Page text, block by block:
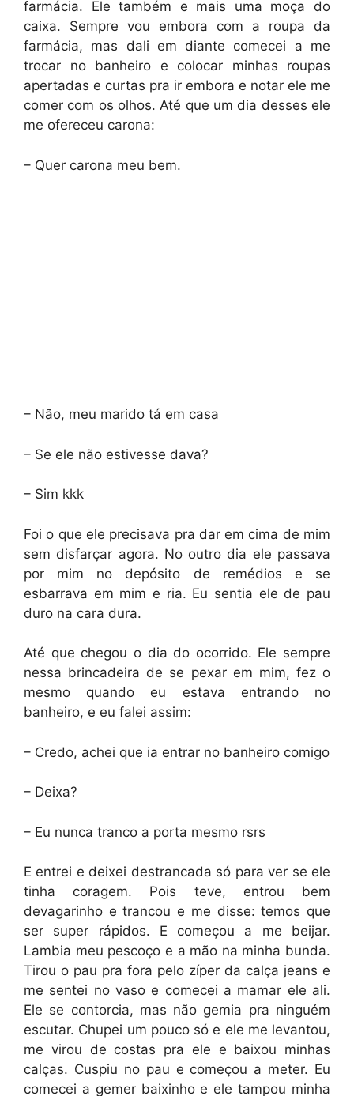
farmácia. Ele também e mais uma moça do
caixa. Sempre vou embora com a roupa da
farmácia, mas dali em diante comecei a me
trocar no banheiro e colocar minhas roupas
apertadas e curtas pra ir embora e notar ele me
comer com os olhos. Até que um dia desses ele
me ofereceu carona:
– Quer carona meu bem.
– Não, meu marido tá em casa
– Se ele não estivesse dava?
– Sim kkk
Foi o que ele precisava pra dar em cima de mim
sem disfarçar agora. No outro dia ele passava
por mim no depósito de remédios e se
esbarrava em mim e ria. Eu sentia ele de pau
duro na cara dura.
Até que chegou o dia do ocorrido. Ele sempre
nessa brincadeira de se pexar em mim, fez o
mesmo quando eu estava entrando no
banheiro, e eu falei assim:
– Credo, achei que ia entrar no banheiro comigo
– Deixa?
– Eu nunca tranco a porta mesmo rsrs
E entrei e deixei destrancada só para ver se ele
tinha coragem. Pois teve, entrou bem
devagarinho e trancou e me disse: temos que
ser super rápidos. E começou a me beijar.
Lambia meu pescoço e a mão na minha bunda.
Tirou o pau pra fora pelo zíper da calça jeans e
me sentei no vaso e comecei a mamar ele ali.
Ele se contorcia, mas não gemia pra ninguém
escutar. Chupei um pouco só e ele me levantou,
me virou de costas pra ele e baixou minhas
calças. Cuspiu no pau e começou a meter. Eu
comecei a gemer baixinho e ele tampou minha